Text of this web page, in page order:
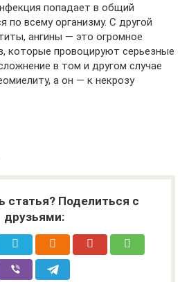
попадает в общий
по всему организму. С другой
ангины — это огромное
которые провоцируют серьезные
в том и другом случае
а он — к некрозу
статья? Поделиться с
друзьями: